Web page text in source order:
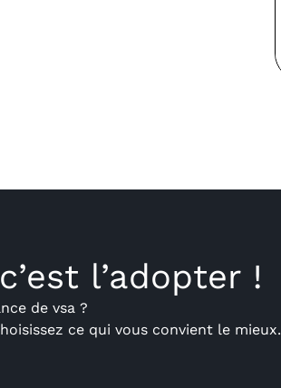
l’adopter !
de vsa ?
ce qui vous convient le mieux.